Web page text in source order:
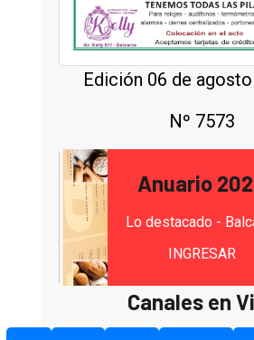
Edición 06 de
Nº 7573
Anuario
Lo destacado -
INGRESAR
Canales en